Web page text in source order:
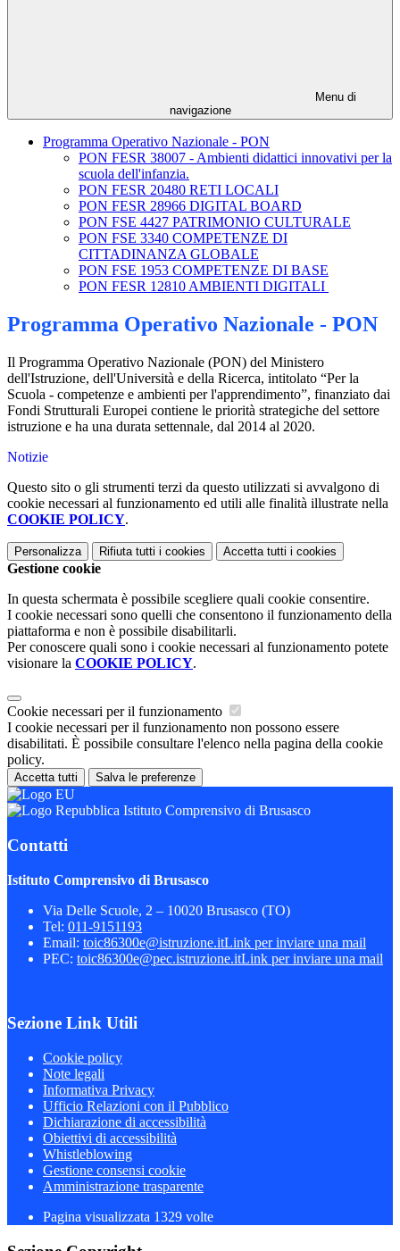
Menu di
navigazione
Programma Operativo Nazionale - PON
PON FESR 38007 - Ambienti didattici innovativi per la
scuola dell'infanzia.
PON FESR 20480 RETI LOCALI
PON FESR 28966 DIGITAL BOARD
PON FSE 4427 PATRIMONIO CULTURALE
PON FSE 3340 COMPETENZE DI
CITTADINANZA GLOBALE
PON FSE 1953 COMPETENZE DI BASE
PON FESR 12810 AMBIENTI DIGITALI
Programma Operativo Nazionale - PON
Il Programma Operativo Nazionale (PON) del Ministero
dell'Istruzione, dell'Università e della Ricerca, intitolato “Per la
Scuola - competenze e ambienti per l'apprendimento”, finanziato dai
Fondi Strutturali Europei contiene le priorità strategiche del settore
istruzione e ha una durata settennale, dal 2014 al 2020.
Notizie
Questo sito o gli strumenti terzi da questo utilizzati si avvalgono di
cookie necessari al funzionamento ed utili alle finalità illustrate nella
COOKIE POLICY.
Personalizza Rifiuta tutti i cookies Accetta tutti i cookies
Gestione cookie
In questa schermata è possibile scegliere quali cookie consentire.
I cookie necessari sono quelli che consentono il funzionamento della
piattaforma e non è possibile disabilitarli.
Per conoscere quali sono i cookie necessari al funzionamento potete
visionare la COOKIE POLICY.
Cookie necessari per il funzionamento
I cookie necessari per il funzionamento non possono essere
disabilitati. È possibile consultare l'elenco nella pagina della cookie
policy.
Accetta tutti Salva le preferenze
Istituto Comprensivo di Brusasco
Contatti
Istituto Comprensivo di Brusasco
Via Delle Scuole, 2 – 10020 Brusasco (TO)
Tel: 011-9151193
Email: toic86300e@istruzione.itLink per inviare una mail
PEC: toic86300e@pec.istruzione.itLink per inviare una mail
Sezione Link Utili
Cookie policy
Note legali
Informativa Privacy
Ufficio Relazioni con il Pubblico
Dichiarazione di accessibilità
Obiettivi di accessibilità
Whistleblowing
Gestione consensi cookie
Amministrazione trasparente
Pagina visualizzata 1329 volte